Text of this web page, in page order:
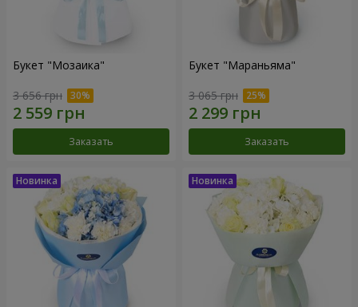
Букет "Мозаика"
3 656 грн
Заказать
Букет "Мараньяма"
3 065 грн
Заказать